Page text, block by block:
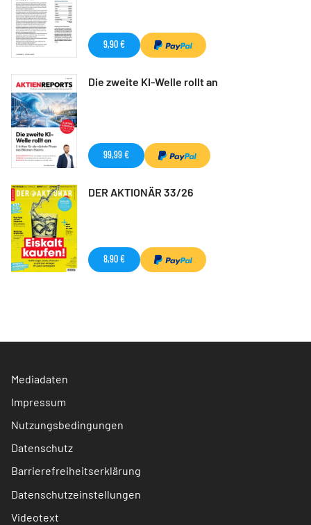
9,90 €
Die zweite KI-Welle rollt an
99,99 €
DER AKTIONÄR 33/26
8,90 €
Mediadaten
Impressum
Nutzungsbedingungen
Datenschutz
Barrierefreiheitserklärung
Datenschutzeinstellungen
Videotext